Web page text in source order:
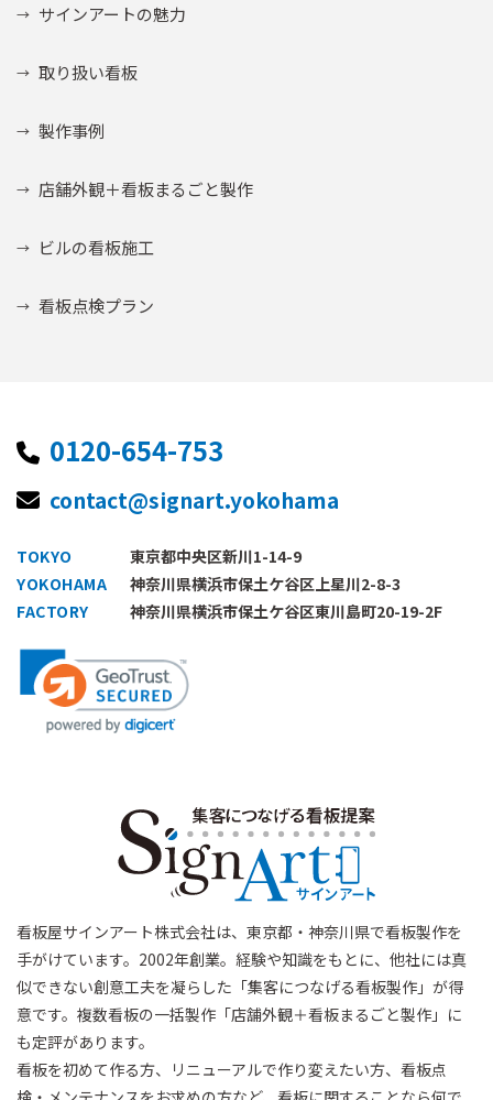
サインアートの魅力
取り扱い看板
製作事例
店舗外観＋看板まるごと製作
ビルの看板施工
看板点検プラン
0120-654-753
contact@signart.yokohama
TOKYO
東京都中央区新川1-14-9
YOKOHAMA
神奈川県横浜市保土ケ谷区上星川2-8-3
FACTORY
神奈川県横浜市保土ケ谷区東川島町20-19-2F
看板屋サインアート株式会社は、東京都・神奈川県で看板製作を
手がけています。2002年創業。経験や知識をもとに、他社には真
似できない創意工夫を凝らした「集客につなげる看板製作」が得
意です。複数看板の一括製作「店舗外観＋看板まるごと製作」に
も定評があります。
看板を初めて作る方、リニューアルで作り変えたい方、看板点